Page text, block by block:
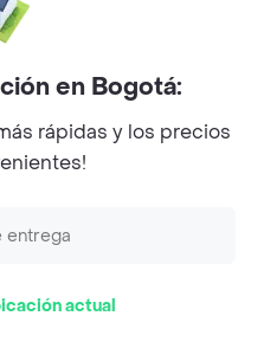
en Bogotá:
rápidas y los precios
actual